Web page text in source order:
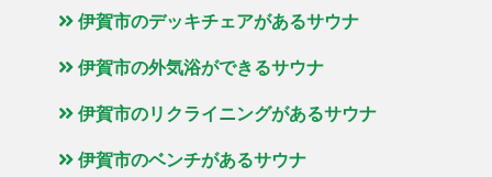
伊賀市のデッキチェアがあるサウナ
伊賀市の外気浴ができるサウナ
伊賀市のリクライニングがあるサウナ
伊賀市のベンチがあるサウナ